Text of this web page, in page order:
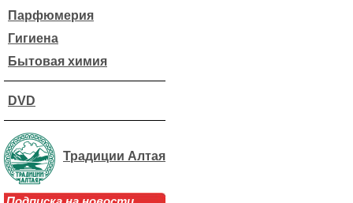
Парфюмерия
Гигиена
Бытовая химия
DVD
Традиции Алтая